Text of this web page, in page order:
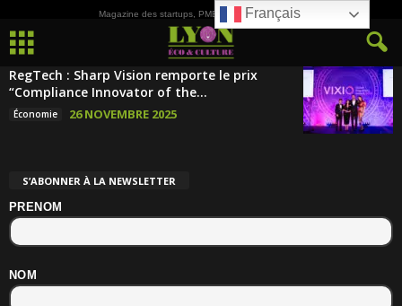
Magazine des startups, PME, ETI et de la Culture
RegTech : Sharp Vision remporte le prix
“Compliance Innovator of the...
Économie 26 NOVEMBRE 2025
S’ABONNER À LA NEWSLETTER
PRENOM
NOM
Français